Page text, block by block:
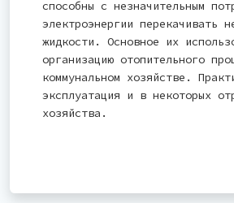
способны с незначительным
электроэнергии перекачивать
жидкости. Основное их
организацию отопительного
коммунальном хозяйстве.
эксплуатация и в некоторых
хозяйства.